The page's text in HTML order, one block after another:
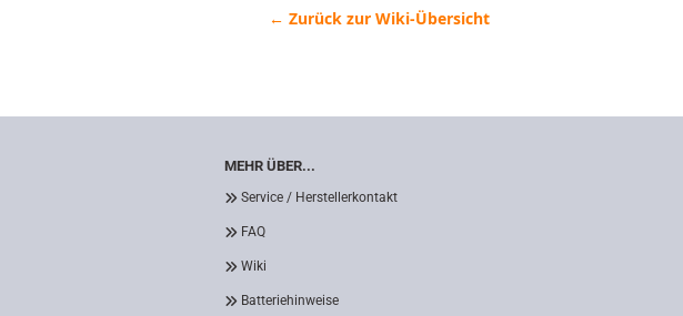
← Zurück zur Wiki-Übersicht
MEHR ÜBER...
Service / Herstellerkontakt
FAQ
Wiki
Batteriehinweise